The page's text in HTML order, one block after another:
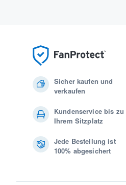
Sicher kaufen und
verkaufen
Kundenservice bis zu
Ihrem Sitzplatz
Jede Bestellung ist
100% abgesichert